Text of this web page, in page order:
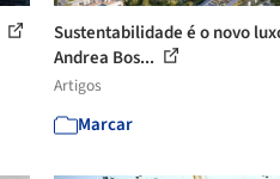
Sustentabilidade é o novo
Andrea Bos...
Artigos
Marcar